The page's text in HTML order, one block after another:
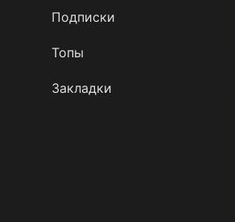
Подписки
Топы
Закладки